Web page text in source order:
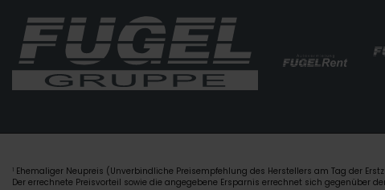
1 Ehemaliger Neupreis (Unverbindliche Preisempfehlung des Herstellers am Tag der
Der errechnete Preisvorteil sowie die angegebene Ersparnis errechnet sich gegenüber